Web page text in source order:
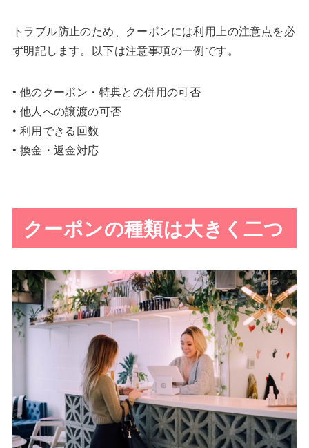
トラブル防止のため、クーポンには利用上の注意点を必
ず明記します。以下は注意事項の一例です。
• 他のクーポン・特典との併用の可否
• 他人への譲渡の可否
• 利用できる回数
• 換金・返金対応
クーポンの種類は大きく二つ